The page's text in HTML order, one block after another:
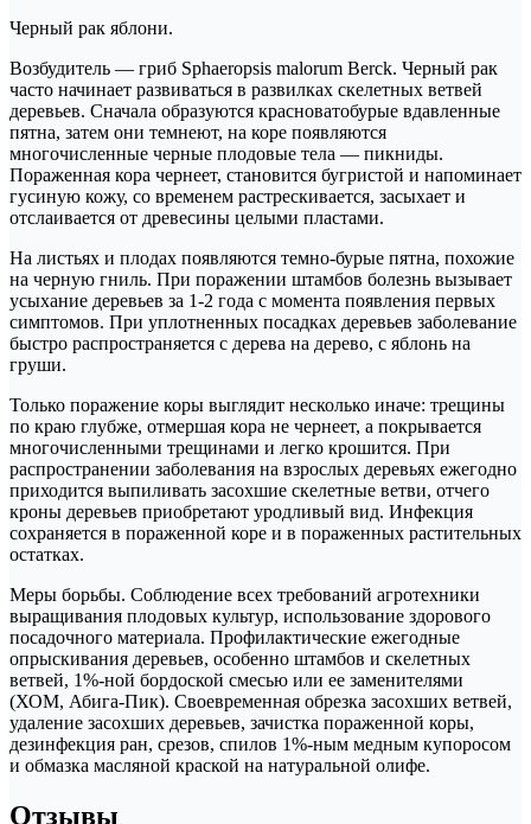
Черный рак яблони.
Возбудитель — гриб Sphaeropsis malorum Berck. Черный рак
часто начинает развиваться в развилках скелетных ветвей
деревьев. Сначала образуются красноватобурые вдавленные
пятна, затем они темнеют, на коре появляются
многочисленные черные плодовые тела — пикниды.
Пораженная кора чернеет, становится бугристой и напоминает
гусиную кожу, со временем растрескивается, засыхает и
отслаивается от древесины целыми пластами.
На листьях и плодах появляются темно-бурые пятна, похожие
на черную гниль. При поражении штамбов болезнь вызывает
усыхание деревьев за 1-2 года с момента появления первых
симптомов. При уплотненных посадках деревьев заболевание
быстро распространяется с дерева на дерево, с яблонь на
груши.
Только поражение коры выглядит несколько иначе: трещины
по краю глубже, отмершая кора не чернеет, а покрывается
многочисленными трещинами и легко крошится. При
распространении заболевания на взрослых деревьях ежегодно
приходится выпиливать засохшие скелетные ветви, отчего
кроны деревьев приобретают уродливый вид. Инфекция
сохраняется в пораженной коре и в пораженных растительных
остатках.
Меры борьбы. Соблюдение всех требований агротехники
выращивания плодовых культур, использование здорового
посадочного материала. Профилактические ежегодные
опрыскивания деревьев, особенно штамбов и скелетных
ветвей, 1%-ной бордоской смесью или ее заменителями
(ХОМ, Абига-Пик). Своевременная обрезка засохших ветвей,
удаление засохших деревьев, зачистка пораженной коры,
дезинфекция ран, срезов, спилов 1%-ным медным купоросом
и обмазка масляной краской на натуральной олифе.
Отзывы